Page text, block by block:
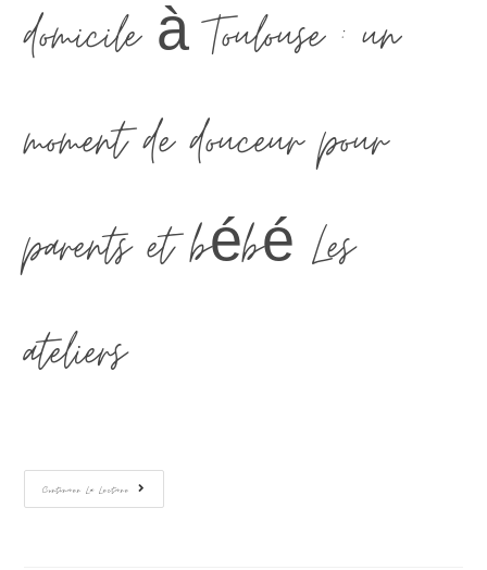
domicile à Toulouse : un
moment de douceur pour
parents et bébé Les
ateliers…
Continuer La Lecture